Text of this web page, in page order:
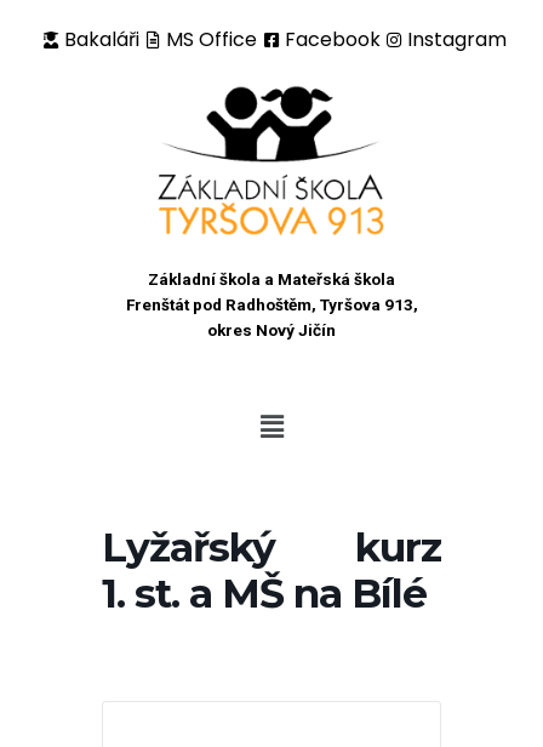
Bakaláři MS Office Facebook Instagram
Základní škola a Mateřská škola
Frenštát pod Radhoštěm, Tyršova 913,
okres Nový Jičín
Lyžařský kurz
1. st. a MŠ na Bílé